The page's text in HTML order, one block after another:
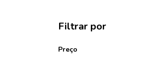
Filtrar por
Preço